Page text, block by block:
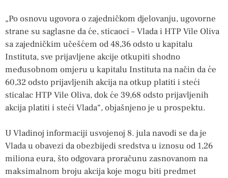
„Po osnovu ugovora o zajedničkom djelovanju, ugovorne
strane su saglasne da će, sticaoci – Vlada i HTP Vile Oliva
sa zajedničkim učešćem od 48,36 odsto u kapitalu
Instituta, sve prijavljene akcije otkupiti shodno
međusobnom omjeru u kapitalu Instituta na način da će
60,32 odsto prijavljenih akcija na otkup platiti i steći
sticalac HTP Vile Oliva, dok će 39,68 odsto prijavljenih
akcija platiti i steći Vlada“, objašnjeno je u prospektu.
U Vladinoj informaciji usvojenoj 8. jula navodi se da je
Vlada u obavezi da obezbijedi sredstva u iznosu od 1,26
miliona eura, što odgovara proračunu zasnovanom na
maksimalnom broju akcija koje mogu biti predmet